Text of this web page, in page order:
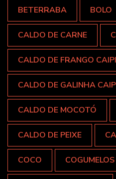
BETERRABA BOLO
CALDO DE CARNE
CALDO DE FRANGO
CALDO DE GALINHA
CALDO DE MOCOTÓ
CALDO DE PEIXE
COCO COGUMELOS